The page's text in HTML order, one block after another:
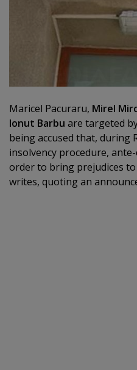
Maricel Pacuraru, Mirel
Ionut Barbu are targeted
being accused that, during
insolvency procedure,
order to bring prejudices
writes, quoting an